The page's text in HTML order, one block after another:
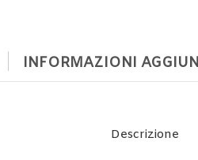
INFORMAZIONI
Descrizione